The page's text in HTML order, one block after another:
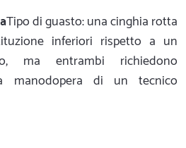
Tipo di guasto: una cinghia rotta
inferiori rispetto a un
ma entrambi richiedono
manodopera di un tecnico